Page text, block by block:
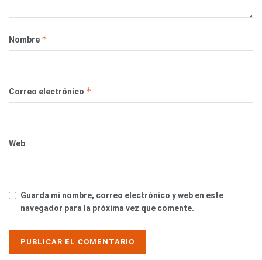
Nombre *
Correo electrónico *
Web
Guarda mi nombre, correo electrónico y web en este
navegador para la próxima vez que comente.